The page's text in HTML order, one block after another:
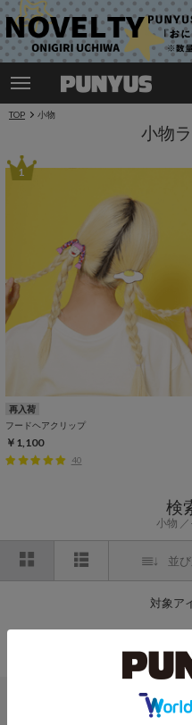
TOP 小物
小物
1
再入荷
フードヘアクリップ
￥1,100
40
検
小物
並
対象ア
条件を変えて